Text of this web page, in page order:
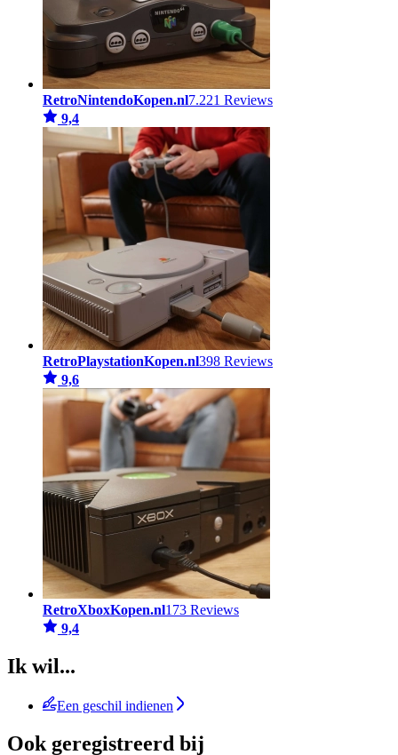
RetroNintendoKopen.nl7.221 Reviews
9,4
RetroPlaystationKopen.nl398 Reviews
9,6
RetroXboxKopen.nl173 Reviews
9,4
Ik wil...
Een geschil indienen
Ook geregistreerd bij